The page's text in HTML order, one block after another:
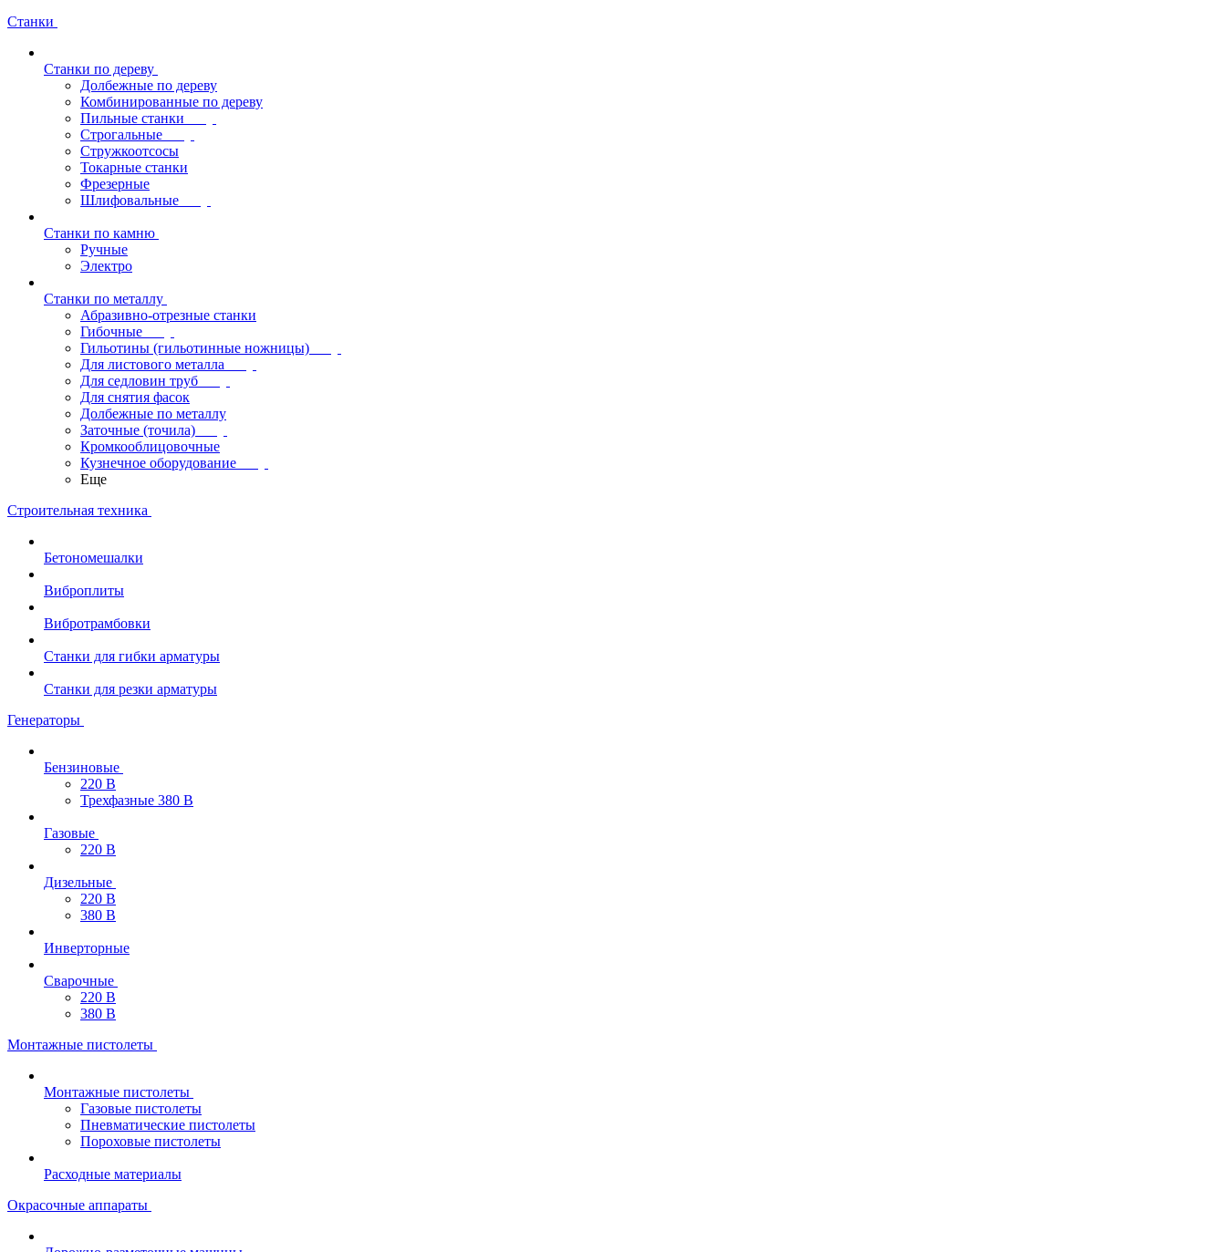
Станки
Станки по дереву
Долбежные по дереву
Комбинированные по дереву
Пильные станки
Строгальные
Стружкоотсосы
Токарные станки
Фрезерные
Шлифовальные
Станки по камню
Ручные
Электро
Станки по металлу
Абразивно-отрезные станки
Гибочные
Гильотины (гильотинные ножницы)
Для листового металла
Для седловин труб
Для снятия фасок
Долбежные по металлу
Заточные (точила)
Кромкооблицовочные
Кузнечное оборудование
Еще
Строительная техника
Бетономешалки
Виброплиты
Вибротрамбовки
Станки для гибки арматуры
Станки для резки арматуры
Генераторы
Бензиновые
220 В
Трехфазные 380 В
Газовые
220 В
Дизельные
220 В
380 В
Инверторные
Сварочные
220 В
380 В
Монтажные пистолеты
Монтажные пистолеты
Газовые пистолеты
Пневматические пистолеты
Пороховые пистолеты
Расходные материалы
Окрасочные аппараты